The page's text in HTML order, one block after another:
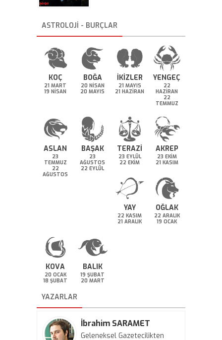
ASTROLOJİ - BURÇLAR
KOÇ
21 MART
19 NİSAN
BOĞA
20 NİSAN
20 MAYIS
İKİZLER
21 MAYIS
21 HAZİRAN
YENGEÇ
22
HAZİRAN
22
TEMMUZ
ASLAN
23
TEMMUZ
22
AĞUSTOS
BAŞAK
23
AĞUSTOS
22 EYLÜL
TERAZİ
23 EYLÜL
22 EKİM
AKREP
23 EKİM
21 KASIM
YAY
22 KASIM
21 ARALIK
OĞLAK
22 ARALIK
19 OCAK
KOVA
20 OCAK
18 ŞUBAT
BALIK
19 ŞUBAT
20 MART
YAZARLAR
İbrahim SARAMET
Geleneksel Gazetecilikten